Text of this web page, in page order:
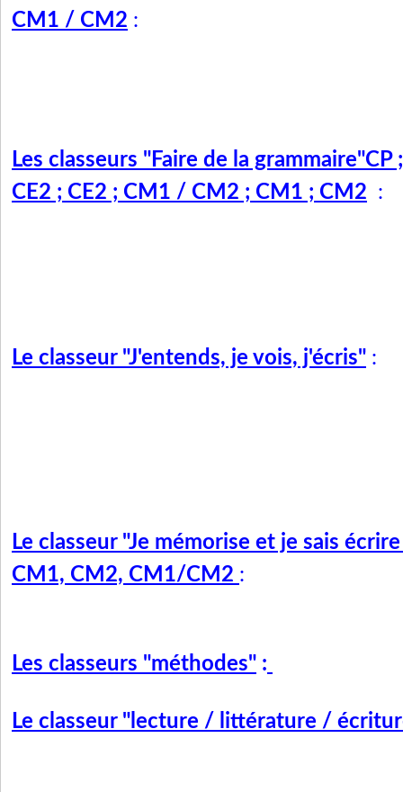
CM1 / CM2 :
Les classeurs "Faire de la
CE2 ; CE2 ; CM1 / CM2 ; CM1 ; CM2 :
Le classeur "J'entends, je vois, j'écris" :
Le classeur "Je mémorise et je sais
CM1, CM2, CM1/CM2 :
Les classeurs "méthodes" :
Le classeur "lecture / littérature /